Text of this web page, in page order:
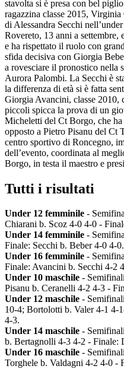
stavolta si è presa con bel
ragazzina classe 2015,
di Alessandra Secchi
Rovereto, 13 anni a
e ha rispettato il ruolo con
sfida decisiva con Giorgia
a rovesciare il pronostico nella
Aurora Palombi. La Secchi è
la differenza di età si è fatta
Giorgia Avancini, classe 2010,
piccoli spicca la prova di un
Micheletti del Ct Borgo, che
opposto a Pietro Pisanu del Ct
centro sportivo di Roncegno,
dell’evento, coordinata al
Borgo, in testa il maestro e
Tutti i risultati
Under 12 femminile -
Chiarani b. Scoz 4-0 4-0 -
Under 14 femminile -
Finale: Secchi b. Beber 4-0 4-0.
Under 16 femminile -
Finale: Avancini b. Secchi 4-2
Under 10 maschile -
Pisanu b. Ceranelli 4-2 4-3 -
Under 12 maschile -
10-4; Bortolotti b. Valer 4-1
4-3.
Under 14 maschile -
b. Bertagnolli 4-3 4-2 - Finale:
Under 16 maschile -
Torghele b. Valdagni 4-2 4-0 -